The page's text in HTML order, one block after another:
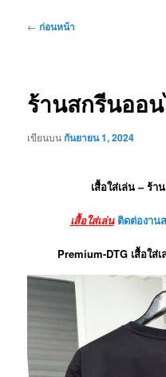
เมนู
← ก่อนหน้า
ร้านสกรีนออ
เขียนบนกันยายน 1, 2024
เสื้อใส่เล่น – ร้
เสื้อใส่เล่น ติดต่องาน
Premium-DTG เสื้อใส่